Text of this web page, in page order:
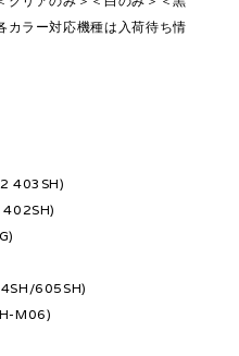
カラー対応機種は入荷待ち情
403SH)
402SH)
605SH)
M06)